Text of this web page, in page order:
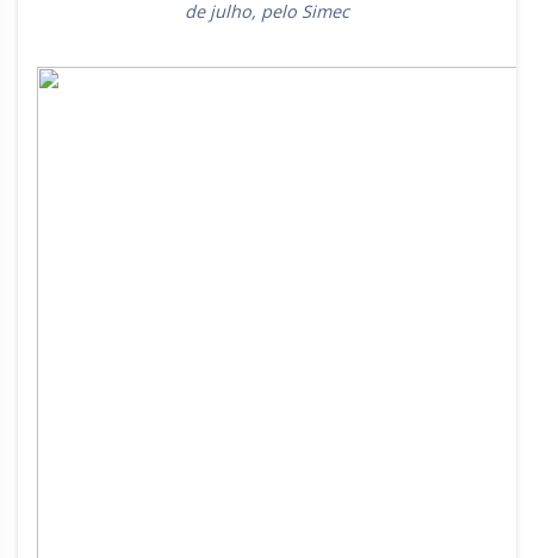
Santa Catarina São Paulo
de julho, pelo Simec